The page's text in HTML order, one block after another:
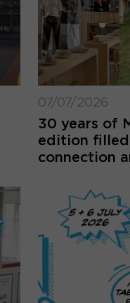
07/07/2026
30 years of
edition
connection